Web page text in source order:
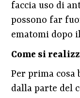
faccia uso di
possono far
ematomi dopo
Come si
Per prima cosa
dalla parte del